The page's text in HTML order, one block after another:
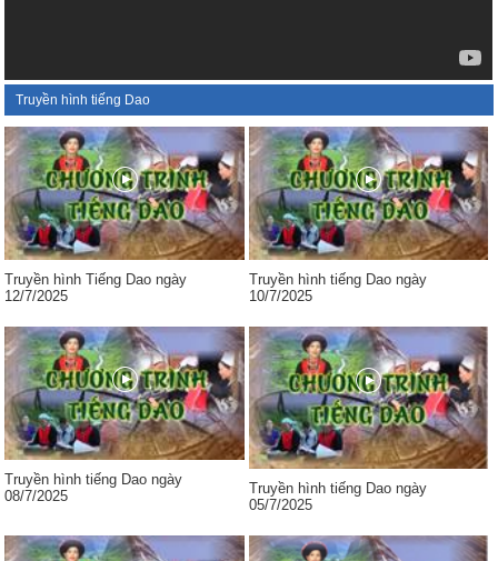
Truyền hình tiếng Dao
Truyền hình Tiếng Dao ngày
12/7/2025
Truyền hình tiếng Dao ngày
10/7/2025
Truyền hình tiếng Dao ngày
08/7/2025
Truyền hình tiếng Dao ngày
05/7/2025